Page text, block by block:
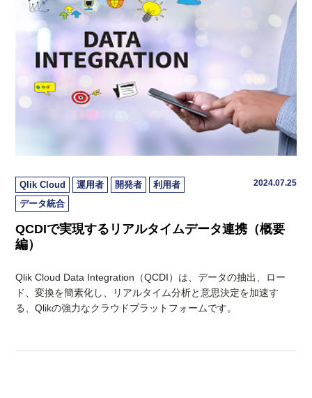
Qlik Cloud 運用者 開発者
利用者
データ統合
2024.07.25
QCDIで実現するリアルタイムデータ連携（概要
編）
Qlik Cloud Data Integration（QCDI）は、データの抽出、ロー
ド、変換を簡素化し、リアルタイム分析と意思決定を加速す
る、Qlikの強力なクラウドプラットフォームです。